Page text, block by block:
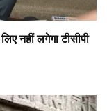
नहीं लगेगा टीसीपी